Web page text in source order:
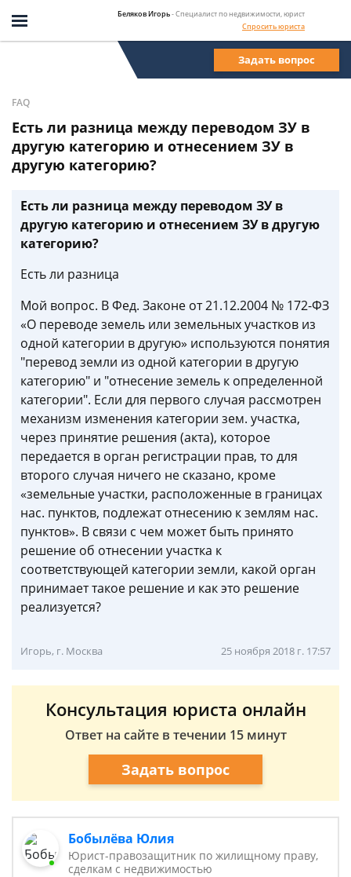
Беляков Игорь- Специалист по недвижимости, юрист
Спросить юриста
Задать вопрос
FAQ
Есть ли разница между переводом ЗУ в
другую категорию и отнесением ЗУ в
другую категорию?
Есть ли разница между переводом ЗУ в
другую категорию и отнесением ЗУ в другую
категорию?
Есть ли разница
Мой вопрос. В Фед. Законе от 21.12.2004 № 172-ФЗ
«О переводе земель или земельных участков из
одной категории в другую» используются понятия
"перевод земли из одной категории в другую
категорию" и "отнесение земель к определенной
категории". Если для первого случая рассмотрен
механизм изменения категории зем. участка,
через принятие решения (акта), которое
передается в орган регистрации прав, то для
второго случая ничего не сказано, кроме
«земельные участки, расположенные в границах
нас. пунктов, подлежат отнесению к землям нас.
пунктов». В связи с чем может быть принято
решение об отнесении участка к
соответствующей категории земли, какой орган
принимает такое решение и как это решение
реализуется?
Игорь, г. Москва 25 ноября 2018 г. 17:57
Консультация юриста онлайн
Ответ на сайте в течении 15 минут
Задать вопрос
Бобылёва Юлия
Юрист-правозащитник по жилищному праву,
сделкам с недвижимостью